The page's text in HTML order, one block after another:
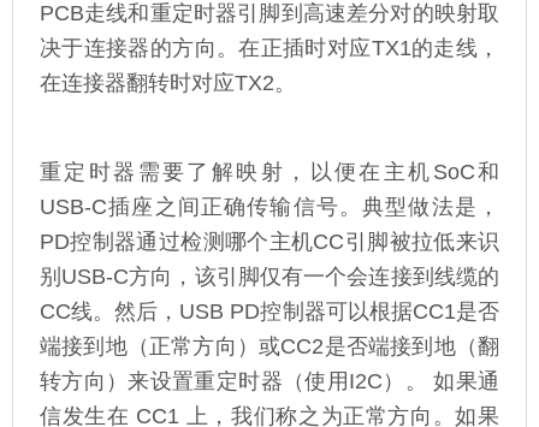
PCB走线和重定时器引脚到高速差分对的映射取
决于连接器的方向。在正插时对应TX1的走线，
在连接器翻转时对应TX2。
重定时器需要了解映射，以便在主机SoC和
USB-C插座之间正确传输信号。典型做法是，
PD控制器通过检测哪个主机CC引脚被拉低来识
别USB-C方向，该引脚仅有一个会连接到线缆的
CC线。然后，USB PD控制器可以根据CC1是否
端接到地（正常方向）或CC2是否端接到地（翻
转方向）来设置重定时器（使用I2C）。 如果通
信发生在 CC1 上，我们称之为正常方向。如果